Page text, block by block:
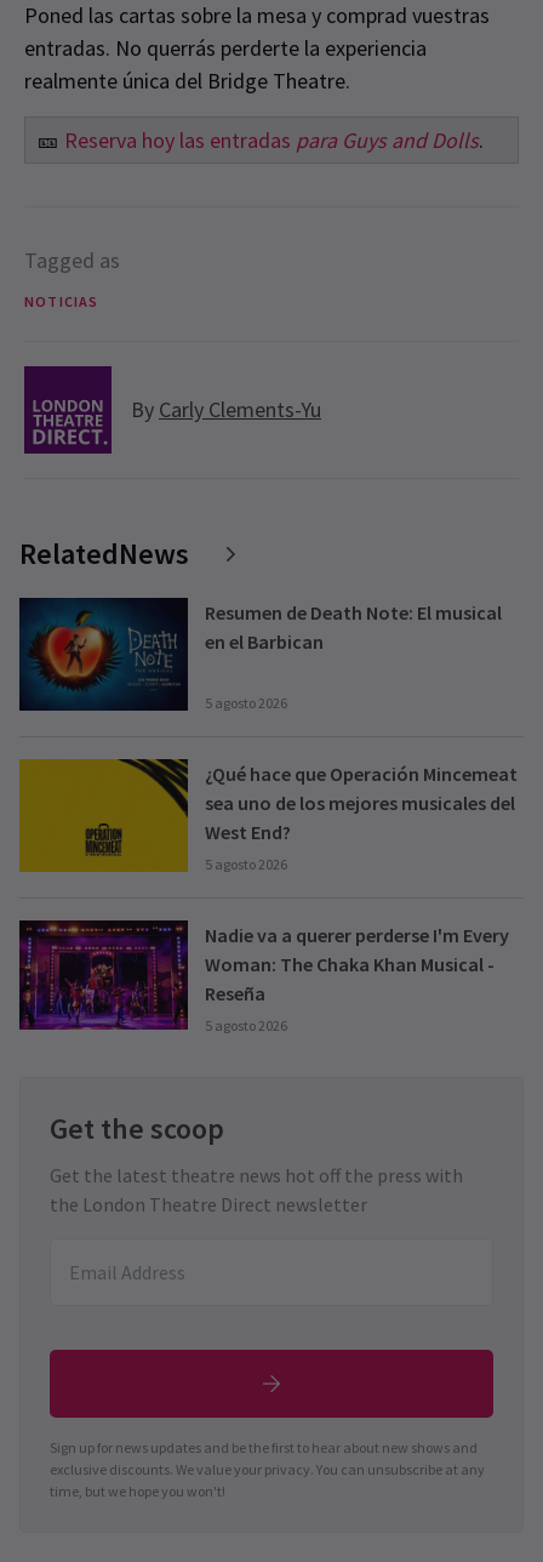
Poned las cartas sobre la mesa y comprad vuestras
entradas. No querrás perderte la experiencia
realmente única del Bridge Theatre.
🎫 Reserva hoy las entradas para Guys and Dolls.
Tagged as
NOTICIAS
By Carly Clements-Yu
RelatedNews
Resumen de Death Note: El musical
en el Barbican
5 agosto 2026
¿Qué hace que Operación Mincemeat
sea uno de los mejores musicales del
West End?
5 agosto 2026
Nadie va a querer perderse I'm Every
Woman: The Chaka Khan Musical -
Reseña
5 agosto 2026
Get the scoop
Get the latest theatre news hot off the press with
the London Theatre Direct newsletter
Sign up for news updates and be the first to hear about new shows and
exclusive discounts. We value your privacy. You can unsubscribe at any
time, but we hope you won't!